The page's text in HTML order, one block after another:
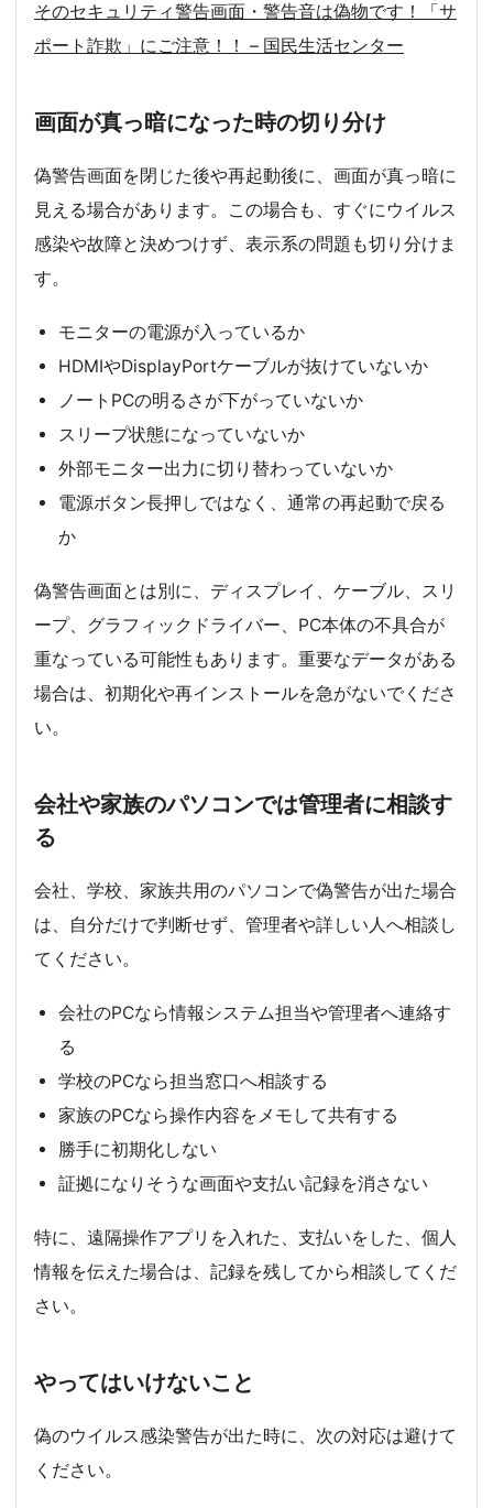
そのセキュリティ警告画面・警告音は偽物です！「サ
ポート詐欺」にご注意！！ – 国民生活センター
画面が真っ暗になった時の切り分け
偽警告画面を閉じた後や再起動後に、画面が真っ暗に
見える場合があります。この場合も、すぐにウイルス
感染や故障と決めつけず、表示系の問題も切り分けま
す。
モニターの電源が入っているか
HDMIやDisplayPortケーブルが抜けていないか
ノートPCの明るさが下がっていないか
スリープ状態になっていないか
外部モニター出力に切り替わっていないか
電源ボタン長押しではなく、通常の再起動で戻る
か
偽警告画面とは別に、ディスプレイ、ケーブル、スリ
ープ、グラフィックドライバー、PC本体の不具合が
重なっている可能性もあります。重要なデータがある
場合は、初期化や再インストールを急がないでくださ
い。
会社や家族のパソコンでは管理者に相談す
る
会社、学校、家族共用のパソコンで偽警告が出た場合
は、自分だけで判断せず、管理者や詳しい人へ相談し
てください。
会社のPCなら情報システム担当や管理者へ連絡す
る
学校のPCなら担当窓口へ相談する
家族のPCなら操作内容をメモして共有する
勝手に初期化しない
証拠になりそうな画面や支払い記録を消さない
特に、遠隔操作アプリを入れた、支払いをした、個人
情報を伝えた場合は、記録を残してから相談してくだ
さい。
やってはいけないこと
偽のウイルス感染警告が出た時に、次の対応は避けて
ください。